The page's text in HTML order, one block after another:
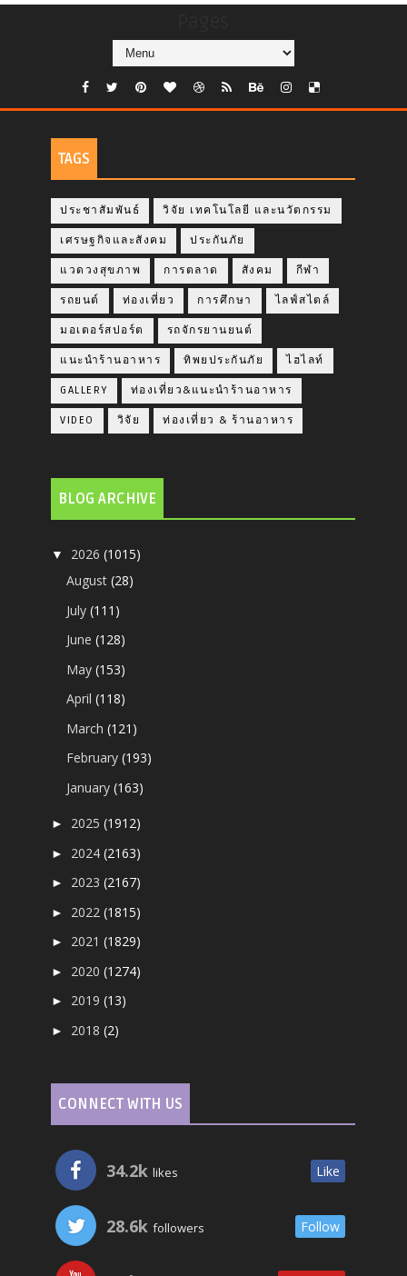
TAGS
ประชาสัมพันธ์ วิจัย เทคโนโลยี และนวัตกรรม
เศรษฐกิจและสังคม ประกันภัย
แวดวงสุขภาพ การตลาด สังคม กีฬา
รถยนต์ ท่องเที่ยว การศึกษา ไลฟ์สไตล์
มอเตอร์สปอร์ต รถจักรยานยนต์
แนะนำร้านอาหาร ทิพยประกันภัย ไฮไลท์
GALLERY ท่องเที่ยว&แนะนำร้านอาหาร
VIDEO วิจัย ท่องเที่ยว & ร้านอาหาร
BLOG ARCHIVE
▼ 2026(1015)
August(28)
July(111)
June(128)
May(153)
April(118)
March(121)
February(193)
January(163)
► 2025(1912)
► 2024(2163)
► 2023(2167)
► 2022(1815)
► 2021(1829)
► 2020(1274)
► 2019(13)
► 2018(2)
CONNECT WITH US
34.2k likes Like
28.6k followers Follow